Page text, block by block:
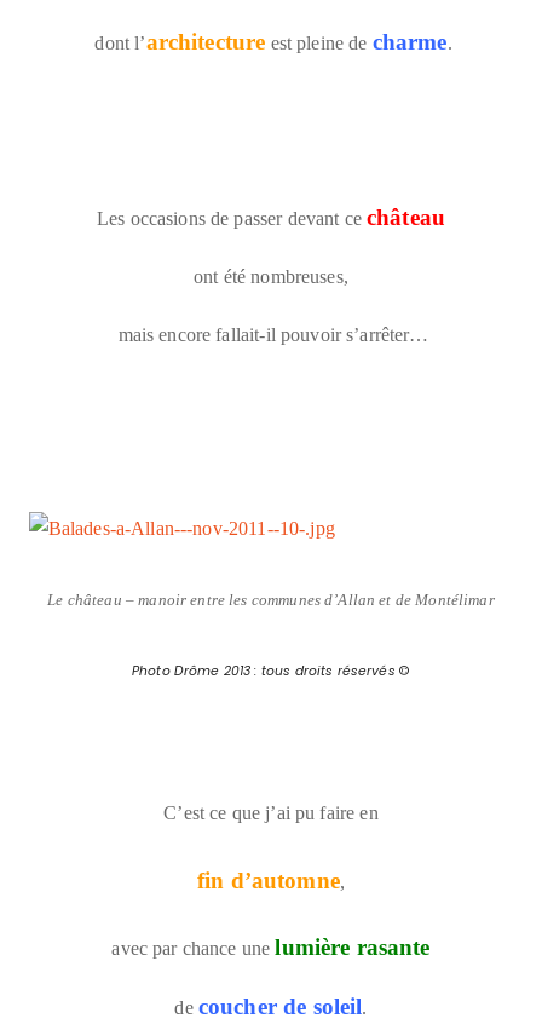
dont l’architecture est pleine de charme.
Les occasions de passer devant ce château
ont été nombreuses,
mais encore fallait-il pouvoir s’arrêter…
Le château – manoir entre les communes d’Allan et de Montélimar
Photo Drôme 2013 : tous droits réservés ©
C’est ce que j’ai pu faire en
fin d’automne,
avec par chance une lumière rasante
de coucher de soleil.